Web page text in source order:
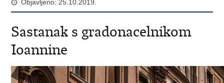
Objavljeno: 25.10.2019.
Sastanak s gradonacelnikom
Ioannine